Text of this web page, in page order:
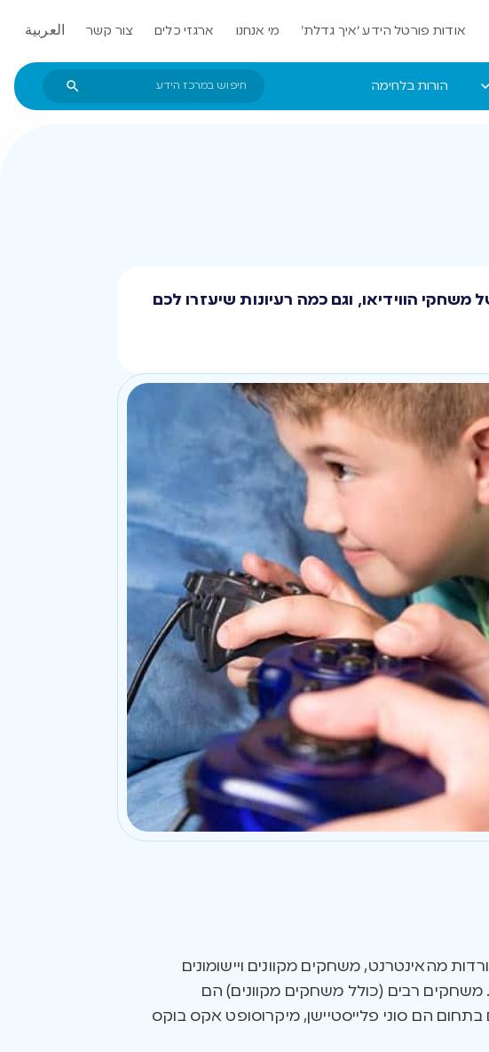
אודות פורטל הידע ‘איך גדלת’ מי אנחנו ארגזי כלים צור קשר العربية
הורות בלחימה
הווידיאו, וגם כמה רעיונות שיעזרו לכם
מהאינטרנט, משחקים מקוונים ויישומונים
רבים (כולל משחקים מקוונים) הם
הם סוני פלייסטיישן, מיקרוסופט אקס בוקס